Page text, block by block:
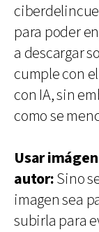
para poder
a descargar
cumple con
con IA, sin
como se
Usar
autor:Sino
imagen sea
subirla para